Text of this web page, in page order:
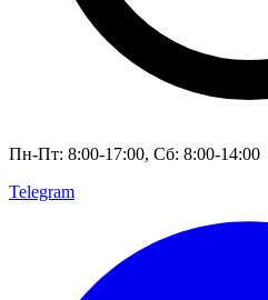
Пн-Пт: 8:00-17:00, Сб: 8:00-14:00
Telegram